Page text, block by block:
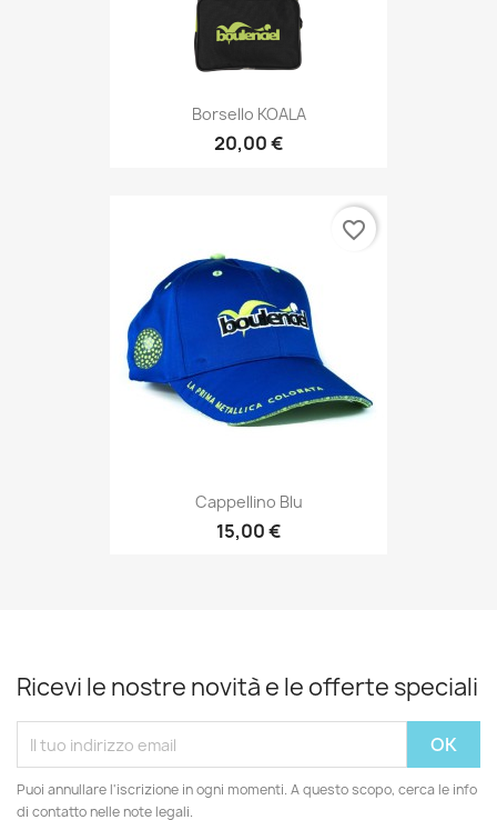
Borsello KOALA
20,00 €
Cappellino Blu
15,00 €
favorite_border
Ricevi le nostre novità e le offerte speciali
Puoi annullare l'iscrizione in ogni momenti. A questo scopo, cerca le info
di contatto nelle note legali.